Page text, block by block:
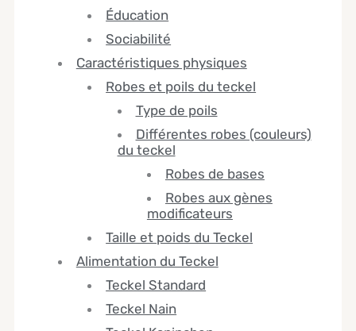
Éducation
Sociabilité
Caractéristiques physiques
Robes et poils du teckel
Type de poils
Différentes robes (couleurs)
du teckel
Robes de bases
Robes aux gènes
modificateurs
Taille et poids du Teckel
Alimentation du Teckel
Teckel Standard
Teckel Nain